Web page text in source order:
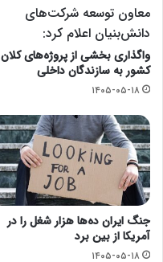
معاون توسعه شرکت‌های
دانش‌بنیان اعلام کرد:
واگذاری بخشی از پروژه‌های کلان
کشور به سازندگان داخلی
۱۴۰۵-۰۵-۱۸
جنگ ایران ده‌ها هزار شغل را در
آمریکا از بین برد
۱۴۰۵-۰۵-۱۸